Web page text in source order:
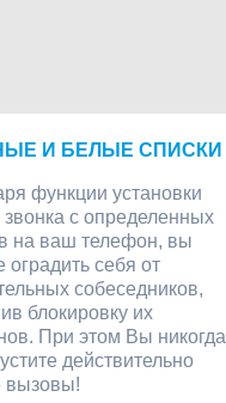
И БЕЛЫЕ СПИСКИ
функции установки
звонка с определенных
на ваш телефон, вы
оградить себя от
собеседников,
блокировку их
При этом Вы никогда
действительно
вызовы!